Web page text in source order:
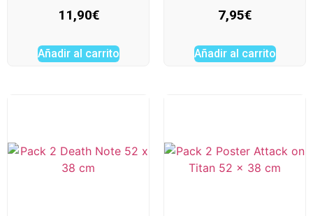
11,90€
Añadir al carrito
7,95€
Añadir al carrito